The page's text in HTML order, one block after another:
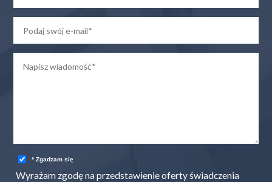
* Zgadzam się
Wyrażam zgodę na przedstawienie oferty świadczenia